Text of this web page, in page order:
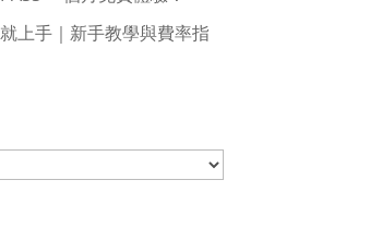
上手｜新手教學與費率指